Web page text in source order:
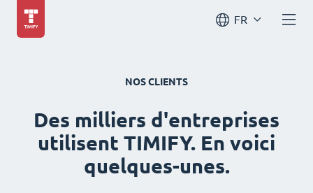
FR
NOS CLIENTS
Des milliers d'entreprises
utilisent TIMIFY. En voici
quelques-unes.